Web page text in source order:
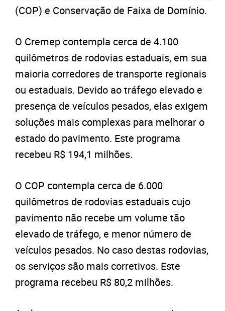
(COP) e Conservação de Faixa de Domínio.
O Cremep contempla cerca de 4.100
quilômetros de rodovias estaduais, em sua
maioria corredores de transporte regionais
ou estaduais. Devido ao tráfego elevado e
presença de veículos pesados, elas exigem
soluções mais complexas para melhorar o
estado do pavimento. Este programa
recebeu R$ 194,1 milhões.
O COP contempla cerca de 6.000
quilômetros de rodovias estaduais cujo
pavimento não recebe um volume tão
elevado de tráfego, e menor número de
veículos pesados. No caso destas rodovias,
os serviços são mais corretivos. Este
programa recebeu R$ 80,2 milhões.